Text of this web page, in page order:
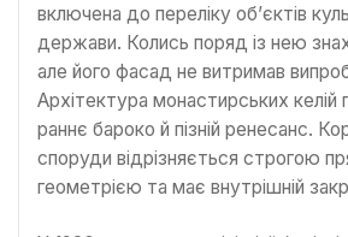
включена до переліку об’єктів
держави. Колись поряд із нею
але його фасад не витримав
Архітектура монастирських келій
раннє бароко й пізній ренесанс.
споруди відрізняється строгою
геометрією та має внутрішній